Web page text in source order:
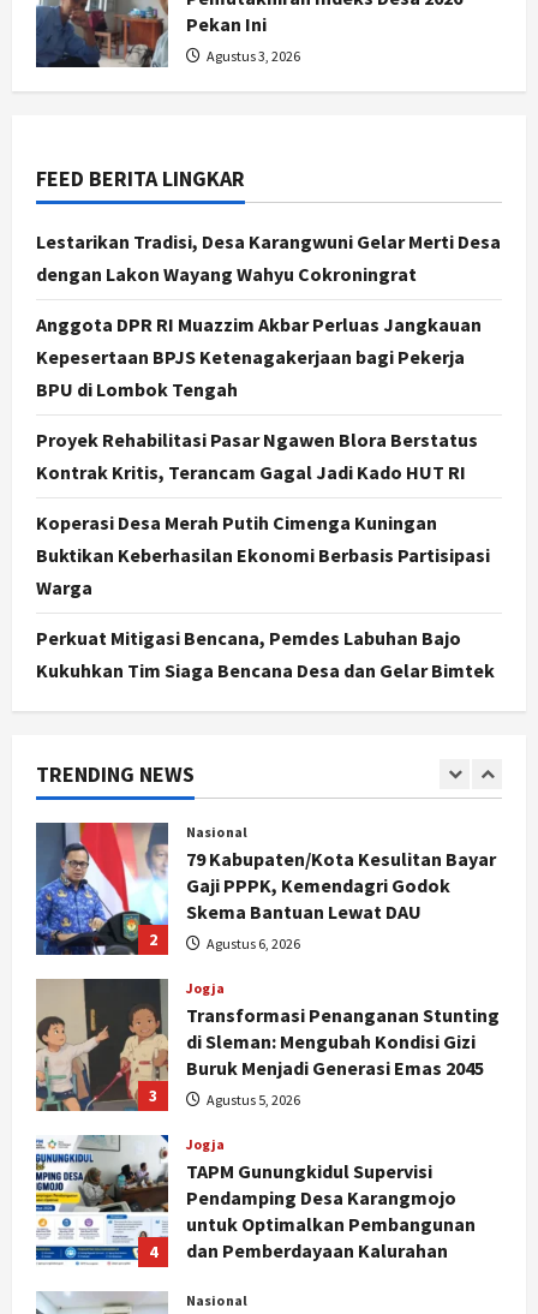
Pekan Ini
Agustus 3, 2026
FEED BERITA LINGKAR
Lestarikan Tradisi, Desa Karangwuni Gelar Merti Desa
dengan Lakon Wayang Wahyu Cokroningrat
Anggota DPR RI Muazzim Akbar Perluas Jangkauan
Kepesertaan BPJS Ketenagakerjaan bagi Pekerja
BPU di Lombok Tengah
Proyek Rehabilitasi Pasar Ngawen Blora Berstatus
Kontrak Kritis, Terancam Gagal Jadi Kado HUT RI
Koperasi Desa Merah Putih Cimenga Kuningan
Buktikan Keberhasilan Ekonomi Berbasis Partisipasi
Warga
Perkuat Mitigasi Bencana, Pemdes Labuhan Bajo
Kukuhkan Tim Siaga Bencana Desa dan Gelar Bimtek
TRENDING NEWS
Nasional
3
Jogja
Transformasi Penanganan Stunting
Buruk Menjadi Generasi Emas 2045
Agustus 5, 2026
4
Jogja
TAPM Gunungkidul Supervisi
Pendamping Desa Karangmojo
untuk Optimalkan Pembangunan
dan Pemberdayaan Kalurahan
Agustus 5, 2026
Nasional
Kasus Eks Jampidsus Febrie
Adriansyah Diminta Diusut Tuntas,
1
Politik
2
Nasional
79 Kabupaten/Kota Kesulitan Bayar
Gaji PPPK, Kemendagri Godok
Skema Bantuan Lewat DAU
Agustus 6, 2026
3
Jogja
Transformasi Penanganan Stunting
di Sleman: Mengubah Kondisi Gizi
Buruk Menjadi Generasi Emas 2045
Agustus 5, 2026
4
Jogja
TAPM Gunungkidul Supervisi
Pendamping Desa Karangmojo
untuk Optimalkan Pembangunan
dan Pemberdayaan Kalurahan
Nasional